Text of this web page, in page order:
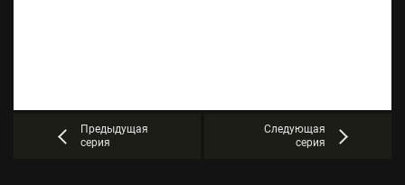
Предыдущая
серия
Следующая
серия